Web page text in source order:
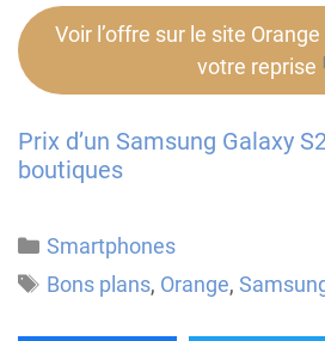
Voir l’offre sur le site
votre reprise
Prix d’un Samsung Galaxy
boutiques
Catégories
Smartphones
Étiquettes
Bons plans, Orange,